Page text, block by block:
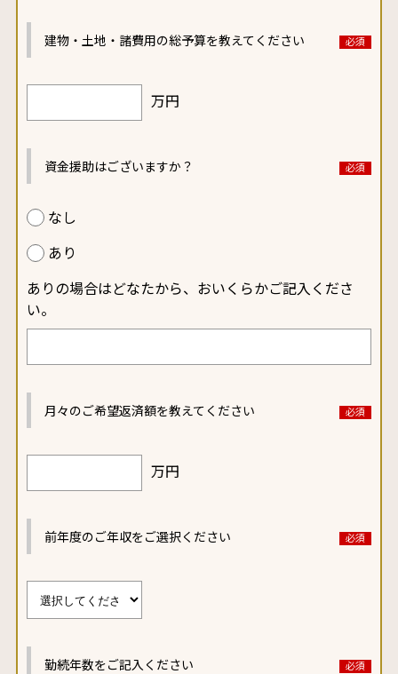
建物・土地・諸費用の総予算を教えてください
万円
資金援助はございますか？
なし
あり
ありの場合はどなたから、おいくらかご記入くださ
い。
月々のご希望返済額を教えてください
万円
前年度のご年収をご選択ください
勤続年数をご記入ください